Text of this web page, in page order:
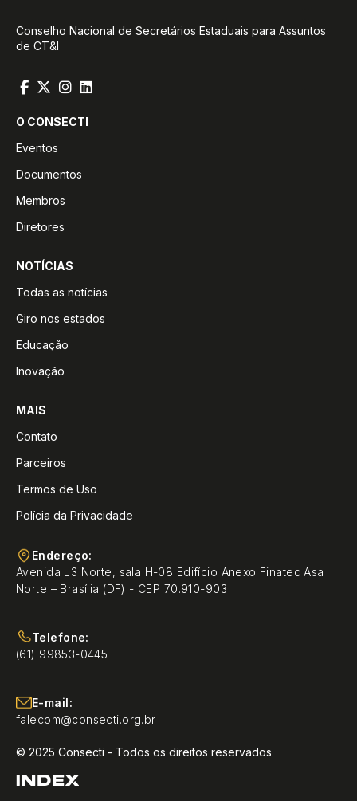
Conselho Nacional de Secretários Estaduais para Assuntos
de CT&I
O CONSECTI
Eventos
Documentos
Membros
Diretores
NOTÍCIAS
Todas as notícias
Giro nos estados
Educação
Inovação
MAIS
Contato
Parceiros
Termos de Uso
Polícia da Privacidade
Endereço:
Avenida L3 Norte, sala H-08 Edifício Anexo Finatec Asa
Norte – Brasília (DF) - CEP 70.910-903
Telefone:
(61) 99853-0445
E-mail:
falecom@consecti.org.br
© 2025 Consecti - Todos os direitos reservados